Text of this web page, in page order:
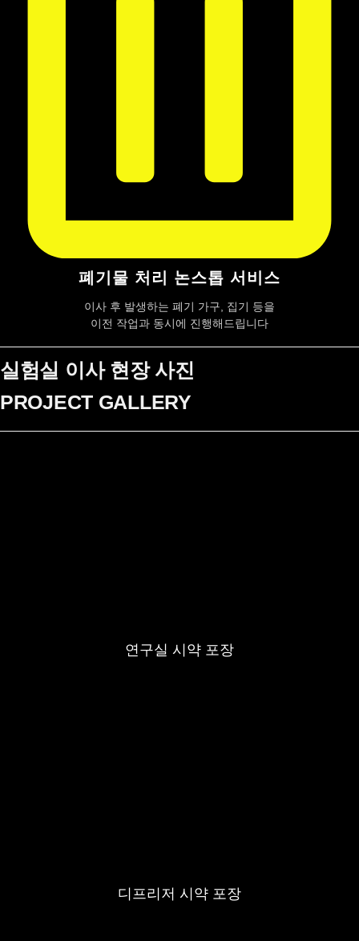
폐기물 처리 논스톱 서비스
이사 후 발생하는 폐기 가구, 집기 등을
이전 작업과 동시에 진행해드립니다
실험실 이사 현장 사진
PROJECT GALLERY
연구실 시약 포장
디프리저 시약 포장